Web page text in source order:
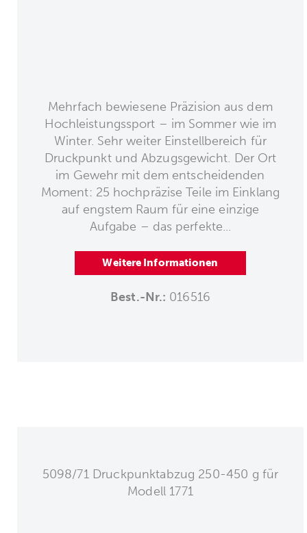
Mehrfach bewiesene Präzision aus dem
Hochleistungssport – im Sommer wie im
Winter. Sehr weiter Einstellbereich für
Druckpunkt und Abzugsgewicht. Der Ort
im Gewehr mit dem entscheidenden
Moment: 25 hochpräzise Teile im Einklang
auf engstem Raum für eine einzige
Aufgabe – das perfekte...
Weitere Informationen
Best.-Nr.: 016516
5098/71 Druckpunktabzug 250-450 g für
Modell 1771